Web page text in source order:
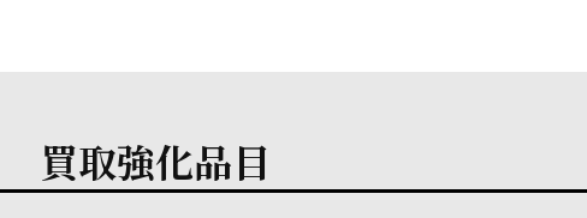
買取強化品目